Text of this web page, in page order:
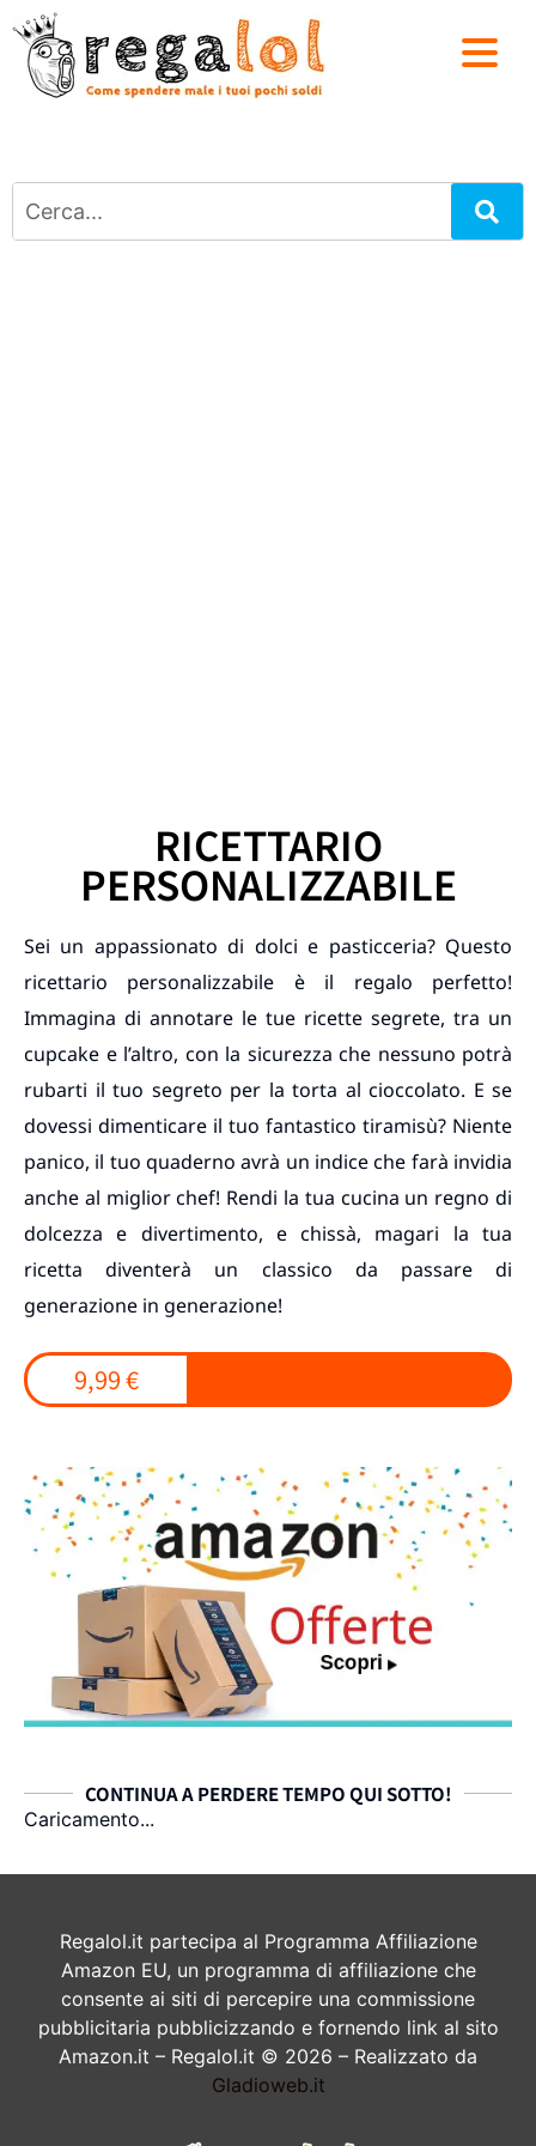
RICETTARIO
PERSONALIZZABILE
Sei un appassionato di dolci e pasticceria? Questo
ricettario personalizzabile è il regalo perfetto!
Immagina di annotare le tue ricette segrete, tra un
cupcake e l’altro, con la sicurezza che nessuno potrà
rubarti il tuo segreto per la torta al cioccolato. E se
dovessi dimenticare il tuo fantastico tiramisù? Niente
panico, il tuo quaderno avrà un indice che farà invidia
anche al miglior chef! Rendi la tua cucina un regno di
dolcezza e divertimento, e chissà, magari la tua
ricetta diventerà un classico da passare di
generazione in generazione!
9,99 €
CONTINUA A PERDERE TEMPO QUI SOTTO!
Caricamento...
Regalol.it partecipa al Programma Affiliazione
Amazon EU, un programma di affiliazione che
consente ai siti di percepire una commissione
pubblicitaria pubblicizzando e fornendo link al sito
Amazon.it – Regalol.it © 2026 – Realizzato da
Gladioweb.it